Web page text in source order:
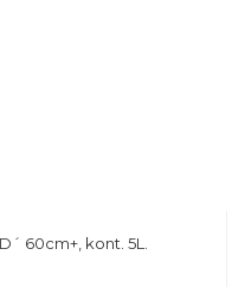
60cm+, kont. 5L.